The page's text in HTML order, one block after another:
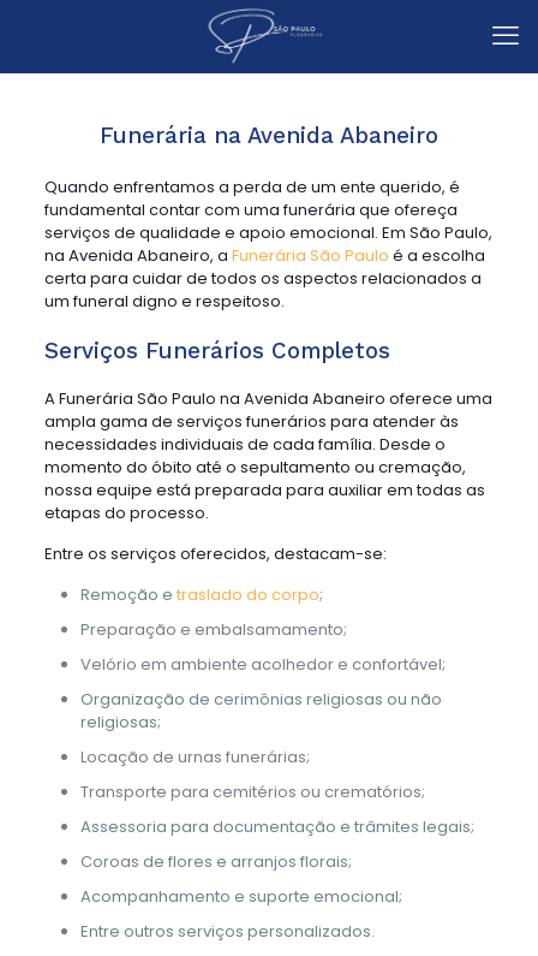
Funerária na Avenida Abaneiro
Quando enfrentamos a perda de um ente querido, é
fundamental contar com uma funerária que ofereça
serviços de qualidade e apoio emocional. Em São Paulo,
na Avenida Abaneiro, a Funerária São Paulo é a escolha
certa para cuidar de todos os aspectos relacionados a
um funeral digno e respeitoso.
Serviços Funerários Completos
A Funerária São Paulo na Avenida Abaneiro oferece uma
ampla gama de serviços funerários para atender às
necessidades individuais de cada família. Desde o
momento do óbito até o sepultamento ou cremação,
nossa equipe está preparada para auxiliar em todas as
etapas do processo.
Entre os serviços oferecidos, destacam-se:
Remoção e traslado do corpo;
Preparação e embalsamamento;
Velório em ambiente acolhedor e confortável;
Organização de cerimônias religiosas ou não
religiosas;
Locação de urnas funerárias;
Transporte para cemitérios ou crematórios;
Assessoria para documentação e trâmites legais;
Coroas de flores e arranjos florais;
Acompanhamento e suporte emocional;
Entre outros serviços personalizados.